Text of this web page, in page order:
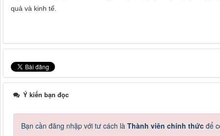
quả và kinh tế.
Ý kiến bạn đọc
Bạn cần đăng nhập với tư cách là Thành viên chính thức để